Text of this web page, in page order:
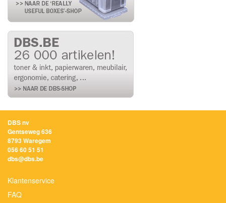
DBS nv
Gentseweg 636
8793 Waregem
056 60 51 51
dbs@dbs.be
Klantenservice
FAQ